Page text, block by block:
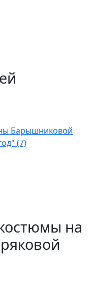
Барышниковой
(7)
на